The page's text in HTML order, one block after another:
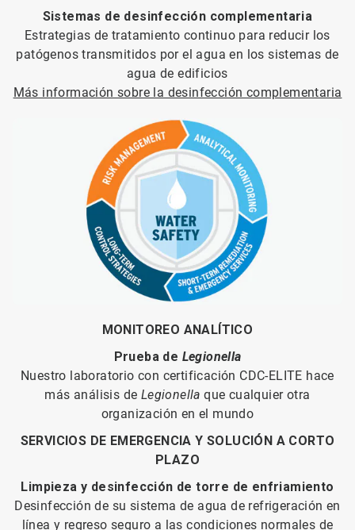
Sistemas de desinfección complementaria
Estrategias de tratamiento continuo para reducir los
patógenos transmitidos por el agua en los sistemas de
agua de edificios
Más información sobre la desinfección complementaria
MONITOREO ANALÍTICO
Prueba de Legionella
Nuestro laboratorio con certificación CDC-ELITE hace
más análisis de Legionella que cualquier otra
organización en el mundo
SERVICIOS DE EMERGENCIA Y SOLUCIÓN A CORTO
PLAZO
Limpieza y desinfección de torre de enfriamiento
Desinfección de su sistema de agua de refrigeración en
línea y regreso seguro a las condiciones normales de